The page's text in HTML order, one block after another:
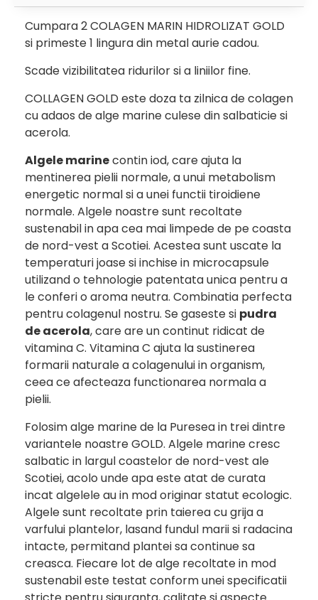
Cumpara 2 COLAGEN MARIN HIDROLIZAT GOLD
si primeste 1 lingura din metal aurie cadou.
Scade vizibilitatea ridurilor si a liniilor fine.
COLLAGEN GOLD este doza ta zilnica de colagen
cu adaos de alge marine culese din salbaticie si
acerola.
Algele marinecontin iod, care ajuta la
mentinerea pielii normale, a unui metabolism
energetic normal si a unei functii tiroidiene
normale. Algele noastre sunt recoltate
sustenabil in apa cea mai limpede de pe coasta
de nord-vest a Scotiei. Acestea sunt uscate la
temperaturi joase si inchise in microcapsule
utilizand o tehnologie patentata unica pentru a
le conferi o aroma neutra. Combinatia perfecta
pentru colagenul nostru. Se gaseste si pudra
de acerola, care are un continut ridicat de
vitamina C. Vitamina C ajuta la sustinerea
formarii naturale a colagenului in organism,
ceea ce afecteaza functionarea normala a
pielii.
Folosim alge marine de la Puresea in trei dintre
variantele noastre GOLD. Algele marine cresc
salbatic in largul coastelor de nord-vest ale
Scotiei, acolo unde apa este atat de curata
incat algelele au in mod originar statut ecologic.
Algele sunt recoltate prin taierea cu grija a
varfului plantelor, lasand fundul marii si radacina
intacte, permitand plantei sa continue sa
creasca. Fiecare lot de alge recoltate in mod
sustenabil este testat conform unei specificatii